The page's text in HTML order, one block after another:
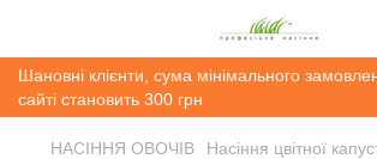
Шановні клієнти, сума мінімального
сайті становить 300 грн
НАСІННЯ ОВОЧІВ Насіння цвітної